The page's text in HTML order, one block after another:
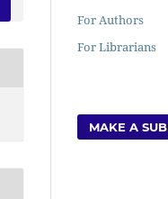
For Authors
For Librarians
MAKE A